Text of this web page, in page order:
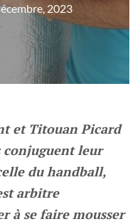
2023
et Titouan Picard
conjuguent leur
du handball,
arbitre
à se faire mousser